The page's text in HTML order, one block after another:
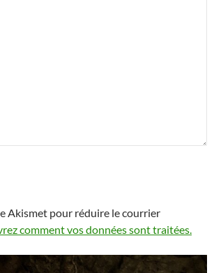
Akismet pour réduire le courrier
comment vos données sont traitées.